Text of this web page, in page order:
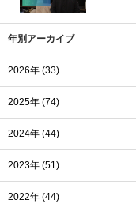
年別アーカイブ
2026年 (33)
2025年 (74)
2024年 (44)
2023年 (51)
2022年 (44)